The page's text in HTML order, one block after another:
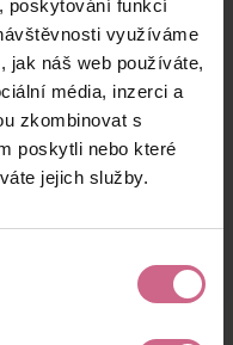
poskytování funkcí
využíváme
jak náš web používáte,
média, inzerci a
zkombinovat s
poskytli nebo které
jejich služby.
1 500 Kč
2 700 Kč
keyboard_arrow_right